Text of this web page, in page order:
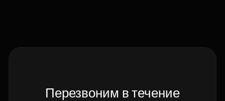
Перезвоним в течение